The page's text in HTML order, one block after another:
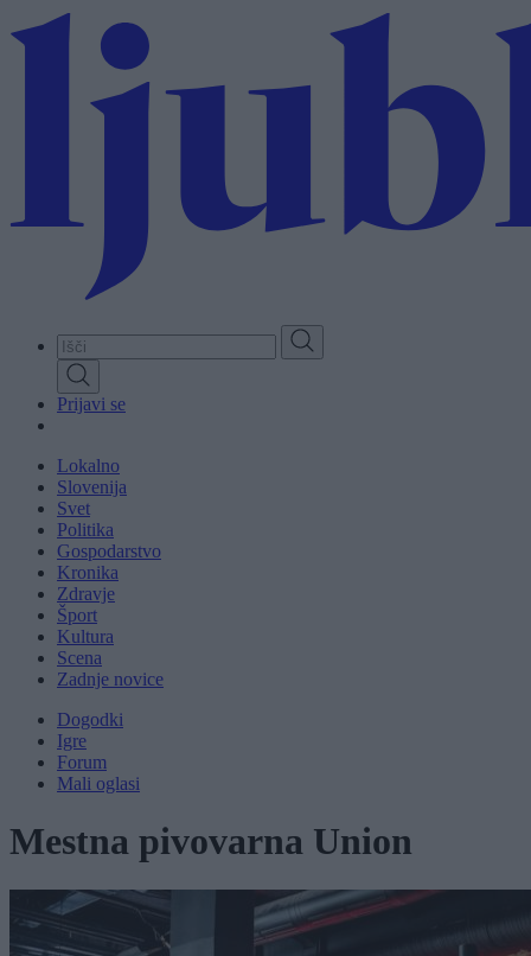
to
Prijavi se
Lokalno
Slovenija
Svet
Politika
Gospodarstvo
Kronika
Zdravje
Šport
Kultura
Scena
Zadnje novice
Dogodki
Igre
Forum
Mali oglasi
Mestna pivovarna Union